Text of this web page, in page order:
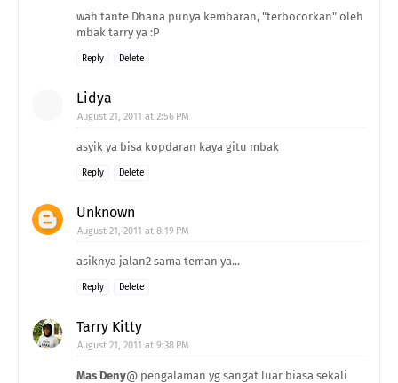
wah tante Dhana punya kembaran, "terbocorkan" oleh
mbak tarry ya :P
Reply Delete
Lidya
August 21, 2011 at 2:56 PM
asyik ya bisa kopdaran kaya gitu mbak
Reply Delete
Unknown
August 21, 2011 at 8:19 PM
asiknya jalan2 sama teman ya...
Reply Delete
Tarry Kitty
August 21, 2011 at 9:38 PM
Mas Deny@ pengalaman yg sangat luar biasa sekali